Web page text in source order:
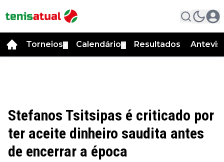
Torneios Calendário Resultados
Stefanos Tsitsipas é criticado por
ter aceite dinheiro saudita antes
de encerrar a época